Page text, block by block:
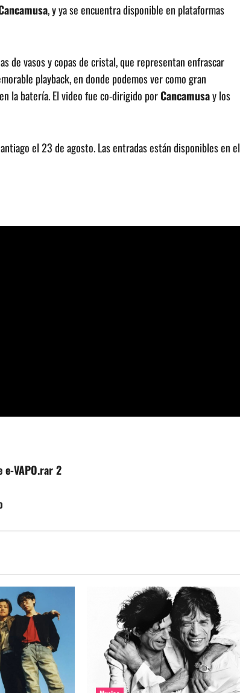
, y ya se encuentra disponible en plataformas
de vasos y copas de cristal, que representan enfrascar
playback, en donde podemos ver como gran
en la batería. El video fue co-dirigido porCancamusay los
el 23 de agosto. Las entradas están disponibles en el
e-VAPO.rar 2